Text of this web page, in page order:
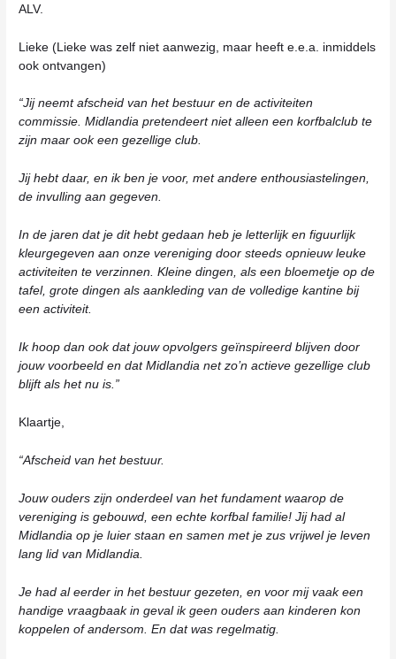
ALV.
Lieke (Lieke was zelf niet aanwezig, maar heeft e.e.a. inmiddels
ook ontvangen)
“Jij neemt afscheid van het bestuur en de activiteiten
commissie. Midlandia pretendeert niet alleen een korfbalclub te
zijn maar ook een gezellige club.
Jij hebt daar, en ik ben je voor, met andere enthousiastelingen,
de invulling aan gegeven.
In de jaren dat je dit hebt gedaan heb je letterlijk en figuurlijk
kleurgegeven aan onze vereniging door steeds opnieuw leuke
activiteiten te verzinnen. Kleine dingen, als een bloemetje op de
tafel, grote dingen als aankleding van de volledige kantine bij
een activiteit.
Ik hoop dan ook dat jouw opvolgers geïnspireerd blijven door
jouw voorbeeld en dat Midlandia net zo’n actieve gezellige club
blijft als het nu is.”
Klaartje,
“Afscheid van het bestuur.
Jouw ouders zijn onderdeel van het fundament waarop de
vereniging is gebouwd, een echte korfbal familie! Jij had al
Midlandia op je luier staan en samen met je zus vrijwel je leven
lang lid van Midlandia.
Je had al eerder in het bestuur gezeten, en voor mij vaak een
handige vraagbaak in geval ik geen ouders aan kinderen kon
koppelen of andersom. En dat was regelmatig.